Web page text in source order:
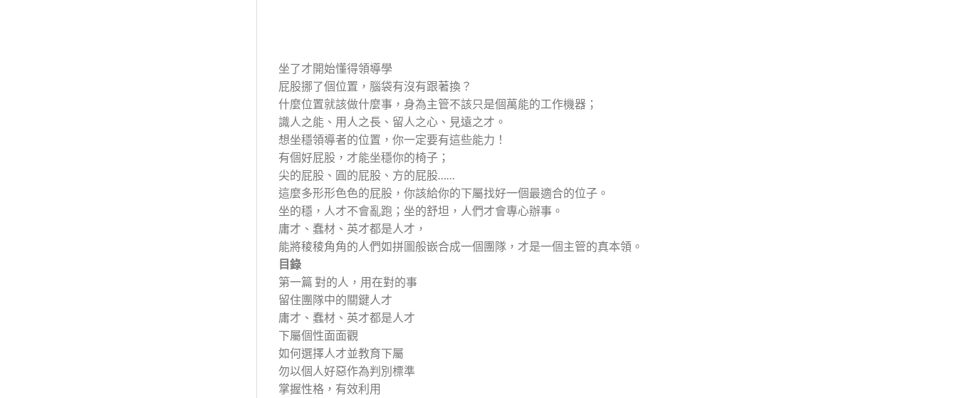
坐了才開始懂得領導學
屁股挪了個位置，腦袋有沒有跟著換？
什麼位置就該做什麼事，身為主管不該只是個萬能的工作機器；
識人之能、用人之長、留人之心、見遠之才。
想坐穩領導者的位置，你一定要有這些能力！
有個好屁股，才能坐穩你的椅子；
尖的屁股、圓的屁股、方的屁股……
這麼多形形色色的屁股，你該給你的下屬找好一個最適合的位子。
坐的穩，人才不會亂跑；坐的舒坦，人們才會專心辦事。
庸才、蠢材、英才都是人才，
能將稜稜角角的人們如拼圖般嵌合成一個團隊，才是一個主管的真本領。
目錄
第一篇 對的人，用在對的事
留住團隊中的關鍵人才
庸才、蠢材、英才都是人才
下屬個性面面觀
如何選擇人才並教育下屬
勿以個人好惡作為判別標準
掌握性格，有效利用